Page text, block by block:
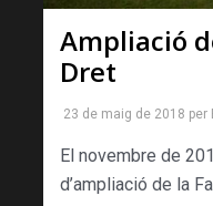
Ampliació
Dret
23 de maig de 2018 per
El novembre de
d’ampliació de la